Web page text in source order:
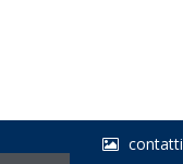
contatti